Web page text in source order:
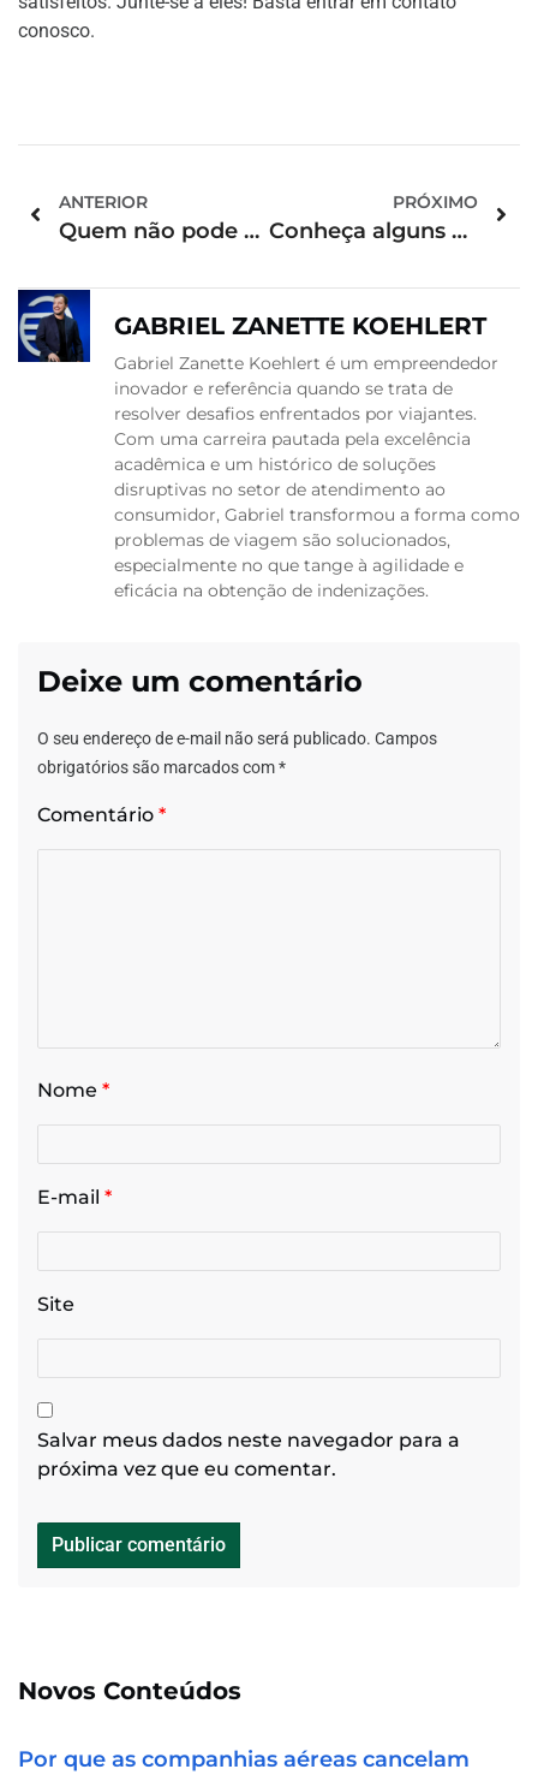
conosco.
ANTERIOR
Quem não pode viajar de avião? Saiba mais!
PRÓXIMO
Conheça alguns dos melhores hotéis do mundo
GABRIEL ZANETTE KOEHLERT
Gabriel Zanette Koehlert é um empreendedor
inovador e referência quando se trata de
resolver desafios enfrentados por viajantes.
Com uma carreira pautada pela excelência
acadêmica e um histórico de soluções
disruptivas no setor de atendimento ao
consumidor, Gabriel transformou a forma como
problemas de viagem são solucionados,
especialmente no que tange à agilidade e
eficácia na obtenção de indenizações.
Deixe um comentário
O seu endereço de e-mail não será publicado. Campos
obrigatórios são marcados com*
Comentário *
Nome *
E-mail *
Site
Salvar meus dados neste navegador para a
próxima vez que eu comentar.
Novos Conteúdos
Por que as companhias aéreas cancelam